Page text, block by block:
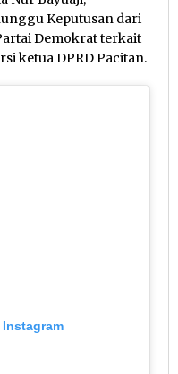
Keputusan dari
Demokrat terkait
ketua DPRD Pacitan.